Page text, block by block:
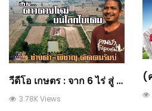
วีดีโอ เกษตร : จาก 6 ไร่ สู่ 20 ไร่ ‘สร้างดาวดวงใหม่ บนโลกใบเดิม’ ช่างดำ-พิชาญ ดัดตนรัมย์
3.78K Views